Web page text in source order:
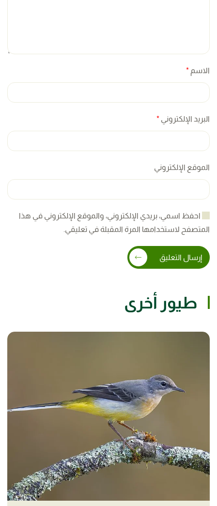
الاسم *
البريد الإلكتروني *
الموقع الإلكتروني
احفظ اسمي، بريدي الإلكتروني، والموقع الإلكتروني في هذا
المتصفح لاستخدامها المرة المقبلة في تعليقي.
إرسال التعليق
طيور أخرى